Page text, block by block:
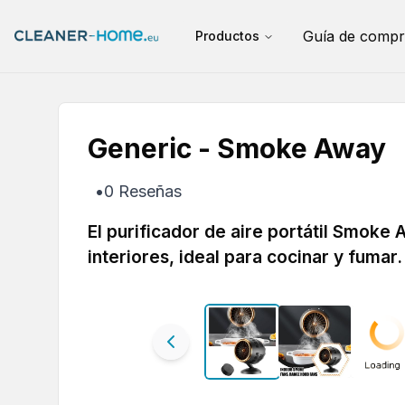
Productos Guía de
Generic - Smoke Away
•0 Reseñas
El purificador de aire portátil Smoke
interiores, ideal para cocinar y fumar.